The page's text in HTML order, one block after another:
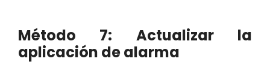
Método 7: Actualizar la
aplicación de alarma